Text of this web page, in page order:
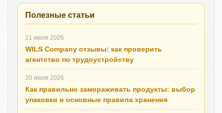
Полезные статьи
21 июля 2026
WILS Company отзывы: как проверить
агентство по трудоустройству
20 июля 2026
Как правильно замораживать продукты: выбор
упаковки и основные правила хранения